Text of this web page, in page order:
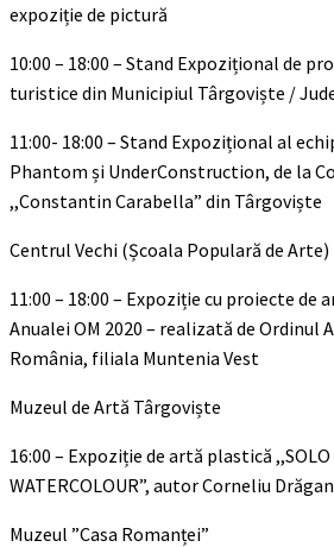
expoziție de pictură
10:00 – 18:00 – Stand Expozițional de
turistice din Municipiul Târgoviște /
11:00- 18:00 – Stand Expozițional al
Phantom și UnderConstruction, de la
,,Constantin Carabella” din Târgoviște
Centrul Vechi (Școala Populară de Arte)
11:00 – 18:00 – Expoziție cu proiecte de
Anualei OM 2020 – realizată de Ordinul
România, filiala Muntenia Vest
Muzeul de Artă Târgoviște
16:00 – Expoziție de artă plastică ,,SOLO
WATERCOLOUR”, autor Corneliu
Muzeul ”Casa Romanței”